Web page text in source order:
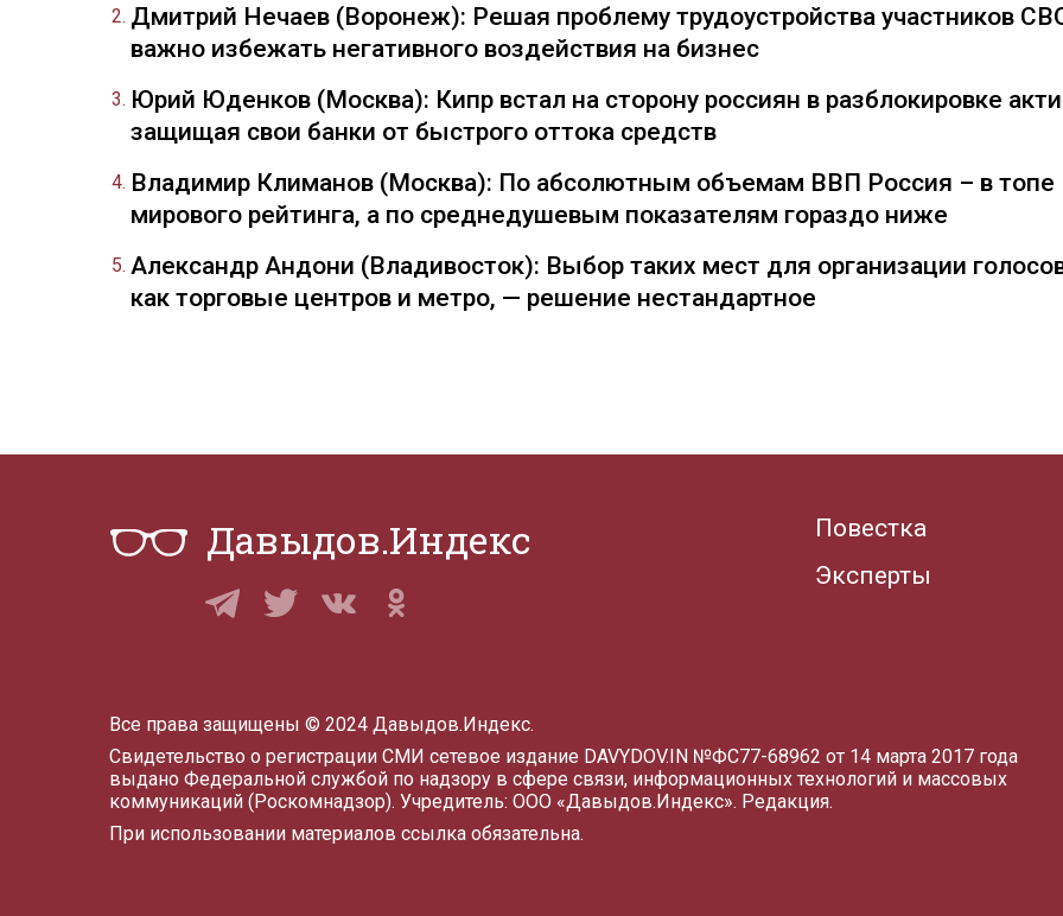
Дмитрий Нечаев (Воронеж): Решая проблему трудоустройства участников
важно избежать негативного воздействия на бизнес
Юрий Юденков (Москва): Кипр встал на сторону россиян в разблокировке
защищая свои банки от быстрого оттока средств
Владимир Климанов (Москва): По абсолютным объемам ВВП Россия – в топе
мирового рейтинга, а по среднедушевым показателям гораздо ниже
Александр Андони (Владивосток): Выбор таких мест для организации
как торговые центров и метро, — решение нестандартное
Давыдов.Индекс
Повестка
Эксперты
Все права защищены © 2024 Давыдов.Индекс.
Свидетельство о регистрации СМИ сетевое издание DAVYDOV.IN №ФС77-68962 от 14 марта 2017 года
выдано Федеральной службой по надзору в сфере связи, информационных технологий и массовых
коммуникаций (Роскомнадзор). Учредитель: ООО «Давыдов.Индекс». Редакция.
При использовании материалов ссылка обязательна.